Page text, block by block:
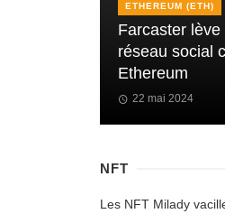
ETHEREUM (ETH)
Farcaster
réseau social
Ethereum
22 mai 2024
NFT
Les NFT Milady